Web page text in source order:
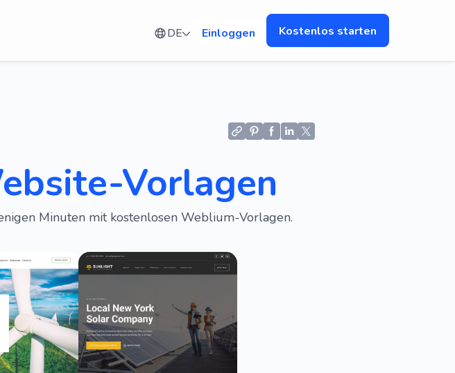
DE Einloggen Kostenlos starten
Vorlagen
Minuten mit kostenlosen Weblium-Vorlagen.